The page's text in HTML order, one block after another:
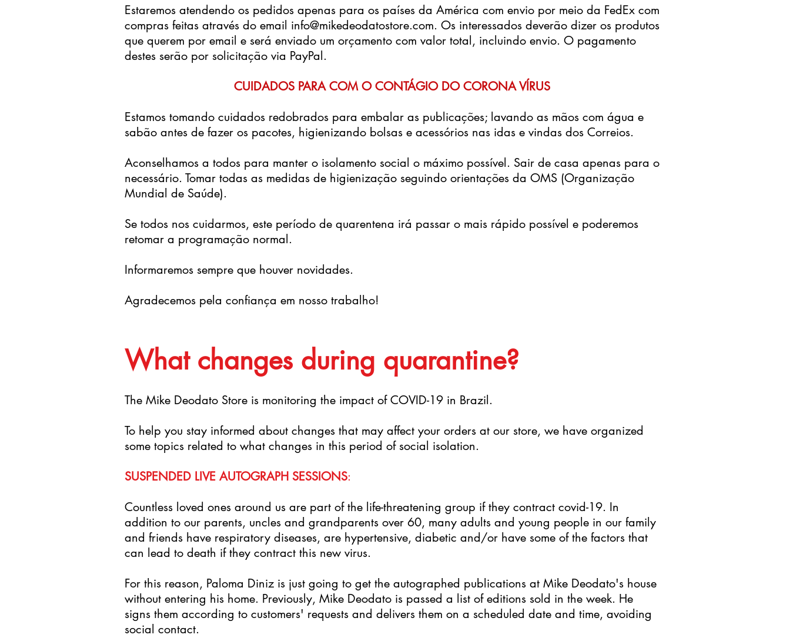
Estaremos atendendo os pedidos apenas para os países da América com envio por meio da FedEx com
compras feitas através do email info@mikedeodatostore.com. Os interessados deverão dizer os produtos
que querem por email e será enviado um orçamento com valor total, incluindo envio. O pagamento
destes serão por solicitação via PayPal.
CUIDADOS PARA COM O CONTÁGIO DO CORONA VÍRUS
Estamos tomando cuidados redobrados para embalar as publicações; lavando as mãos com água e
sabão antes de fazer os pacotes, higienizando bolsas e acessórios nas idas e vindas dos Correios.
Aconselhamos a todos para manter o isolamento social o máximo possível. Sair de casa apenas para o
necessário. Tomar todas as medidas de higienização seguindo orientações da OMS (Organização
Mundial de Saúde).
Se todos nos cuidarmos, este período de quarentena irá passar o mais rápido possível e poderemos
retomar a programação normal.
Informaremos sempre que houver novidades.
Agradecemos pela confiança em nosso trabalho!
What changes during quarantine?
The Mike Deodato Store is monitoring the impact of COVID-19 in Brazil.
To help you stay informed about changes that may affect your orders at our store, we have organized
some topics related to what changes in this period of social isolation.
SUSPENDED LIVE AUTOGRAPH SESSIONS:
Countless loved ones around us are part of the life-threatening group if they contract covid-19. In
addition to our parents, uncles and grandparents over 60, many adults and young people in our family
and friends have respiratory diseases, are hypertensive, diabetic and/or have some of the factors that
can lead to death if they contract this new virus.
For this reason, Paloma Diniz is just going to get the autographed publications at Mike Deodato's house
without entering his home. Previously, Mike Deodato is passed a list of editions sold in the week. He
signs them according to customers' requests and delivers them on a scheduled date and time, avoiding
social contact.